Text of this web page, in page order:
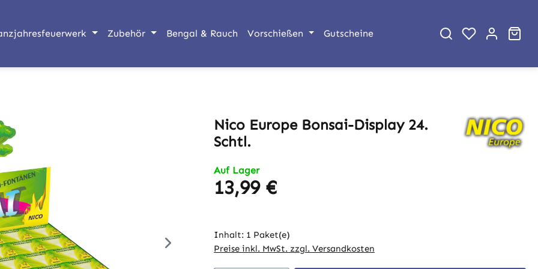
Zubehör Bengal & Rauch Vorschießen Gutscheine
Nico Europe Bonsai-Display 24.
Schtl.
Auf Lager
Regulärer Preis:
13,99 €
Inhalt: 1 Paket(e)
Preise inkl. MwSt. zzgl. Versandkosten